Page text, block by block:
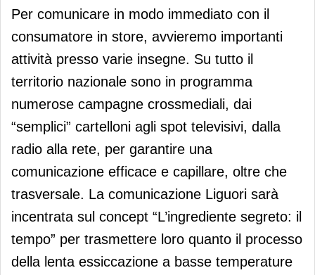
Per comunicare in modo immediato con il
consumatore in store, avvieremo importanti
attività presso varie insegne. Su tutto il
territorio nazionale sono in programma
numerose campagne crossmediali, dai
“semplici” cartelloni agli spot televisivi, dalla
radio alla rete, per garantire una
comunicazione efficace e capillare, oltre che
trasversale. La comunicazione Liguori sarà
incentrata sul concept “L’ingrediente segreto: il
tempo” per trasmettere loro quanto il processo
della lenta essiccazione a basse temperature